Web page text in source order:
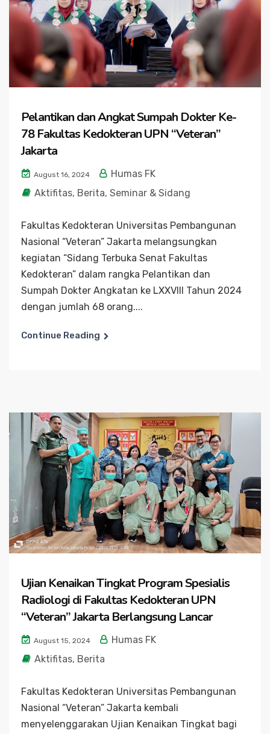
Pelantikan dan Angkat Sumpah Dokter Ke-
78 Fakultas Kedokteran UPN “Veteran”
Jakarta
August 16, 2024
Humas FK
Aktifitas, Berita, Seminar & Sidang
Fakultas Kedokteran Universitas Pembangunan
Nasional “Veteran” Jakarta melangsungkan
kegiatan “Sidang Terbuka Senat Fakultas
Kedokteran” dalam rangka Pelantikan dan
Sumpah Dokter Angkatan ke LXXVIII Tahun 2024
dengan jumlah 68 orang....
Continue Reading
Ujian Kenaikan Tingkat Program Spesialis
Radiologi di Fakultas Kedokteran UPN
“Veteran” Jakarta Berlangsung Lancar
August 15, 2024
Humas FK
Aktifitas, Berita
Fakultas Kedokteran Universitas Pembangunan
Nasional “Veteran” Jakarta kembali
menyelenggarakan Ujian Kenaikan Tingkat bagi